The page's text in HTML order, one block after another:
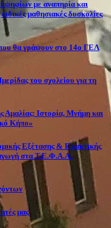
με αναπηρία και
μαθησιακές δυσκολίες
θα γράψουν στο 14ο ΓΕΛ
του σχολείου για τη
Ιστορία, Μνήμη και
Κήπο»
Εξέτασης & Πρακτικής
στα Τ.Ε.Φ.Α.Α.,
μας